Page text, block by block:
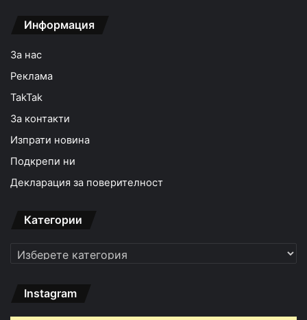
Информация
За нас
Реклама
TakTak
За контакти
Изпрати новина
Подкрепи ни
Декларация за поверителност
Категории
Категории
Instagram